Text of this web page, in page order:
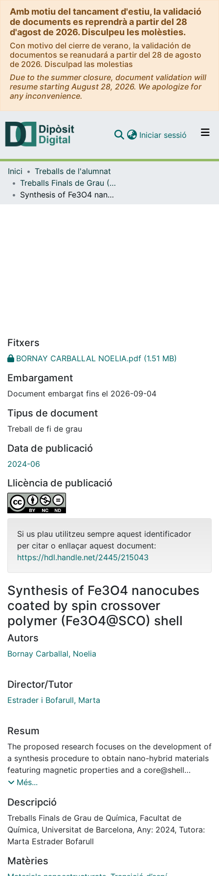
Amb motiu del tancament d'estiu, la validació
de documents es reprendrà a partir del 28
d'agost de 2026. Disculpeu les molèsties.
Con motivo del cierre de verano, la validación de
documentos se reanudará a partir del 28 de agosto
de 2026. Disculpad las molestias
Due to the summer closure, document validation will
resume starting August 28, 2026. We apologize for
any inconvenience.
Navega per tot el DD
Iniciar sessió (current)
Inici
Treballs de l'alumnat
Treballs Finals de Grau (TFG) - Química
Synthesis of Fe3O4 nanocubes coated by spin crossover polymer (Fe3O4@SCO) shell
Fitxers
BORNAY CARBALLAL NOELIA.pdf (1.51 MB)
Embargament
Document embargat fins el 2026-09-04
Tipus de document
Treball de fi de grau
Data de publicació
2024-06
Llicència de publicació
Si us plau utilitzeu sempre aquest identificador
per citar o enllaçar aquest document:
https://hdl.handle.net/2445/215043
Synthesis of Fe3O4 nanocubes
coated by spin crossover
polymer (Fe3O4@SCO) shell
Autors
Bornay Carballal, Noelia
Director/Tutor
Estrader i Bofarull, Marta
Resum
The proposed research focuses on the development of
a synthesis procedure to obtain nano-hybrid materials
featuring magnetic properties and a core@shell
structure. The core consists of magnetic nanocubes of
to grow on the surface of the Fe3O4 nanoparticles a
shell of a [Fe(Htrz)2(trz)](BF4) polymer with spin
crossover properties. On one hand, [Fe(Htrz)2(trz)]
(BF4) polymer exhibits, both at the micro and
hysteresis behaviour centred slightly above room
Més...
Descripció
Treballs Finals de Grau de Química, Facultat de
Química, Universitat de Barcelona, Any: 2024, Tutora:
Marta Estrader Bofarull
Matèries